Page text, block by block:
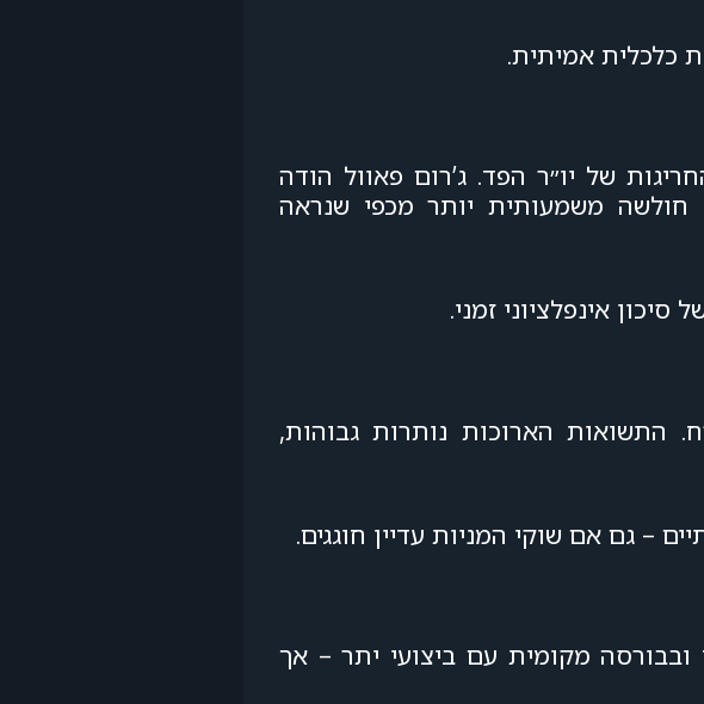
כלכלית אמיתית.
של יו״ר הפד. ג’רום פאוול הודה
חולשה משמעותית יותר מכפי שנראה
אינפלציוני זמני.
התשואות הארוכות נותרות גבוהות,
– גם אם שוקי המניות עדיין חוגגים.
מקומית עם ביצועי יתר – אך